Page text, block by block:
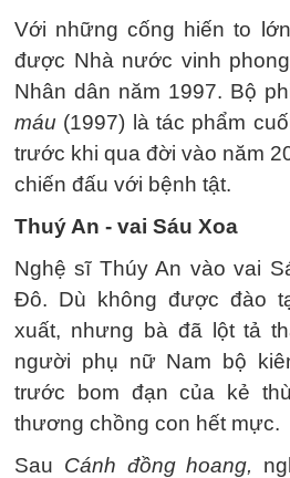
Với những cống hiến to
được Nhà nước vinh
Nhân dân năm 1997. Bộ
máu (1997) là tác phẩm
trước khi qua đời vào năm
chiến đấu với bệnh tật.
Thuý An - vai Sáu Xoa
Nghệ sĩ Thúy An vào vai
Đô. Dù không được đào
xuất, nhưng bà đã lột tả
người phụ nữ Nam bộ
trước bom đạn của kẻ
thương chồng con hết mực.
Sau Cánh đồng hoang,